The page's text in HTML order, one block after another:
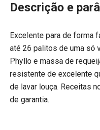
Descrição e
Excelente para de forma
até 26 palitos de uma só
Phyllo e massa de
resistente de excelente
de lavar louça. Receitas
de garantia.